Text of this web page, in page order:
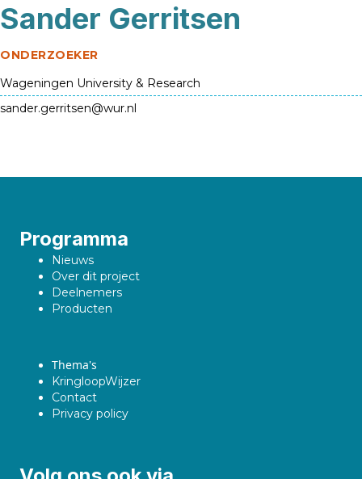
Sander Gerritsen
ONDERZOEKER
Wageningen University & Research
sander.gerritsen@wur.nl
Programma
Nieuws
Over dit project
Deelnemers
Producten
Thema's
KringloopWijzer
Contact
Privacy policy